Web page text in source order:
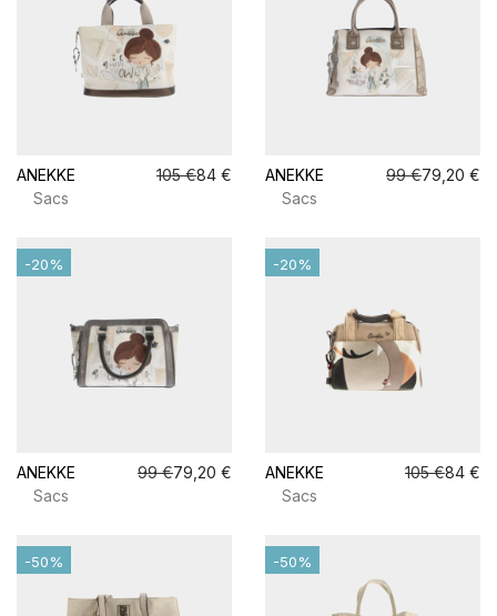
ANEKKE 105 €84 €
Sacs
ANEKKE 99 €79,20 €
Sacs
ANEKKE 99 €79,20 €
Sacs
-20%
ANEKKE 105 €84 €
Sacs
-20%
-50% -50%